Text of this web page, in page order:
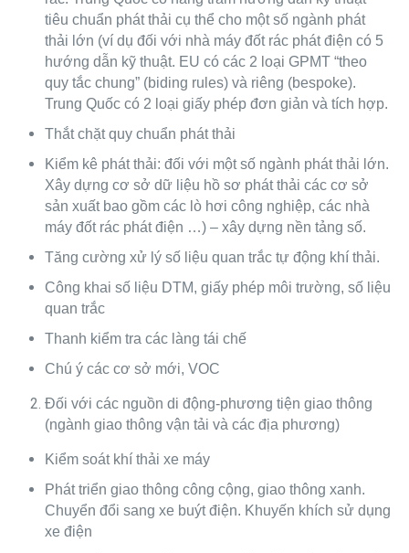
tiêu chuẩn phát thải cụ thể cho một số ngành phát
thải lớn (ví dụ đối với nhà máy đốt rác phát điện có 5
hướng dẫn kỹ thuật. EU có các 2 loại GPMT “theo
quy tắc chung” (biding rules) và riêng (bespoke).
Trung Quốc có 2 loại giấy phép đơn giản và tích hợp.
Thắt chặt quy chuẩn phát thải
Kiểm kê phát thải: đối với một số ngành phát thải lớn.
Xây dựng cơ sở dữ liệu hồ sơ phát thải các cơ sở
sản xuất bao gồm các lò hơi công nghiệp, các nhà
máy đốt rác phát điện …) – xây dựng nền tảng số.
Tăng cường xử lý số liệu quan trắc tự động khí thải.
Công khai số liệu DTM, giấy phép môi trường, số liệu
quan trắc
Thanh kiểm tra các làng tái chế
Chú ý các cơ sở mới, VOC
Đối với các nguồn di động-phương tiện giao thông
(ngành giao thông vận tải và các địa phương)
Kiểm soát khí thải xe máy
Phát triển giao thông công cộng, giao thông xanh.
Chuyển đổi sang xe buýt điện. Khuyến khích sử dụng
xe điện